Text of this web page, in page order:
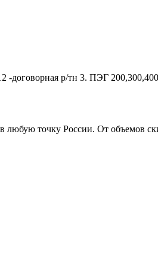
договорная р/тн 3. ПЭГ
любую точку России. От объемов